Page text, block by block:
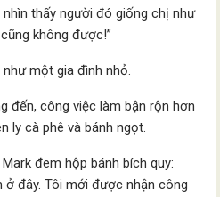
thấy người đó giống chị như
không được!”
một gia đình nhỏ.
đến, công việc làm bận rộn hơn
ly cà phê và bánh ngọt.
đem hộp bánh bích quy:
ở đây. Tôi mới được nhận công